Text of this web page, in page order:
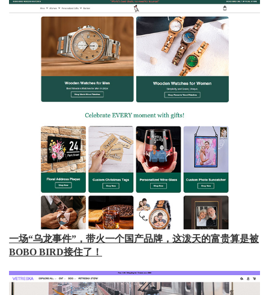
一场“乌龙事件”，带火一个国产品牌，这泼天的富贵算是被
BOBO BIRD接住了！